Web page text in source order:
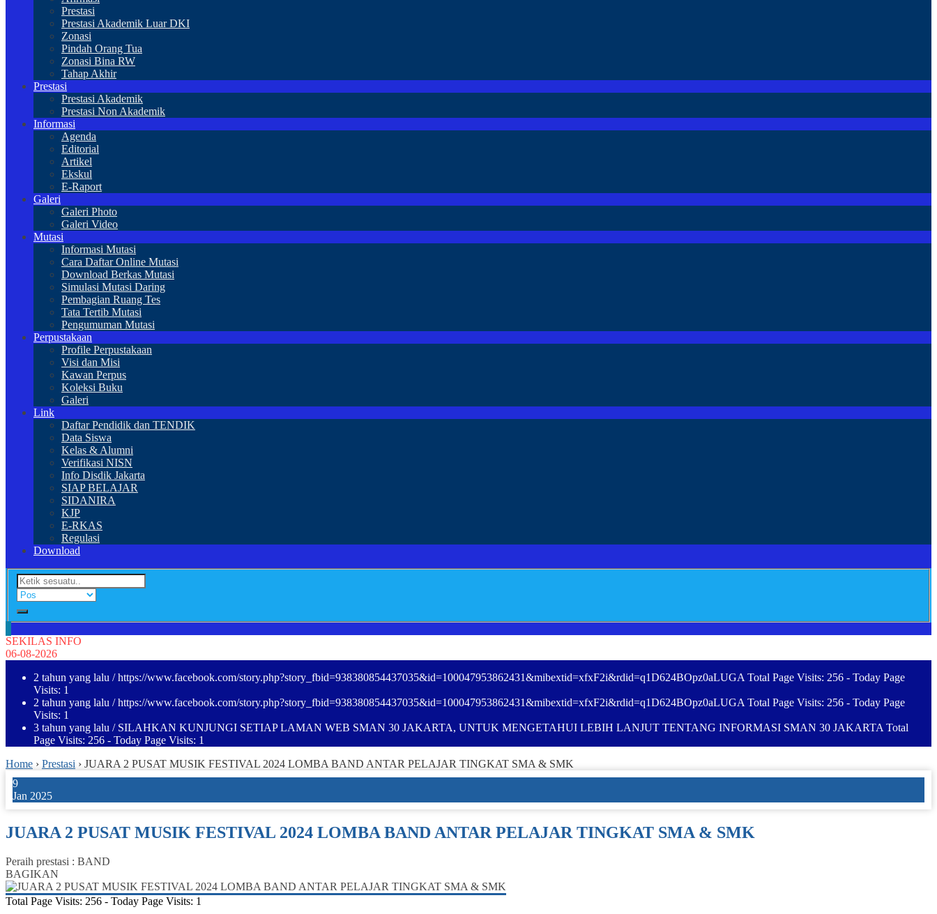
Prestasi
Prestasi Akademik Luar DKI
Zonasi
Pindah Orang Tua
Zonasi Bina RW
Tahap Akhir
Prestasi
Prestasi Akademik
Prestasi Non Akademik
Informasi
Agenda
Editorial
Artikel
Ekskul
E-Raport
Galeri
Galeri Photo
Galeri Video
Mutasi
Informasi Mutasi
Cara Daftar Online Mutasi
Download Berkas Mutasi
Simulasi Mutasi Daring
Pembagian Ruang Tes
Tata Tertib Mutasi
Pengumuman Mutasi
Perpustakaan
Profile Perpustakaan
Visi dan Misi
Kawan Perpus
Koleksi Buku
Galeri
Link
Daftar Pendidik dan TENDIK
Data Siswa
Kelas & Alumni
Verifikasi NISN
Info Disdik Jakarta
SIAP BELAJAR
SIDANIRA
KJP
E-RKAS
Regulasi
Download
SEKILAS INFO
06-08-2026
2 tahun yang lalu / https://www.facebook.com/story.php?story_fbid=938380854437035&id=100047953862431&mibextid=xfxF2i&rdid=q1D624BOpz0aLUGA Total Page Visits: 256 - Today Page
Visits: 1
2 tahun yang lalu / https://www.facebook.com/story.php?story_fbid=938380854437035&id=100047953862431&mibextid=xfxF2i&rdid=q1D624BOpz0aLUGA Total Page Visits: 256 - Today Page
Visits: 1
3 tahun yang lalu / SILAHKAN KUNJUNGI SETIAP LAMAN WEB SMAN 30 JAKARTA, UNTUK MENGETAHUI LEBIH LANJUT TENTANG INFORMASI SMAN 30 JAKARTA Total
Page Visits: 256 - Today Page Visits: 1
Home › Prestasi › JUARA 2 PUSAT MUSIK FESTIVAL 2024 LOMBA BAND ANTAR PELAJAR TINGKAT SMA & SMK
9
Jan 2025
JUARA 2 PUSAT MUSIK FESTIVAL 2024 LOMBA BAND ANTAR PELAJAR TINGKAT SMA & SMK
Peraih prestasi : BAND
BAGIKAN
Total Page Visits: 256 - Today Page Visits: 1